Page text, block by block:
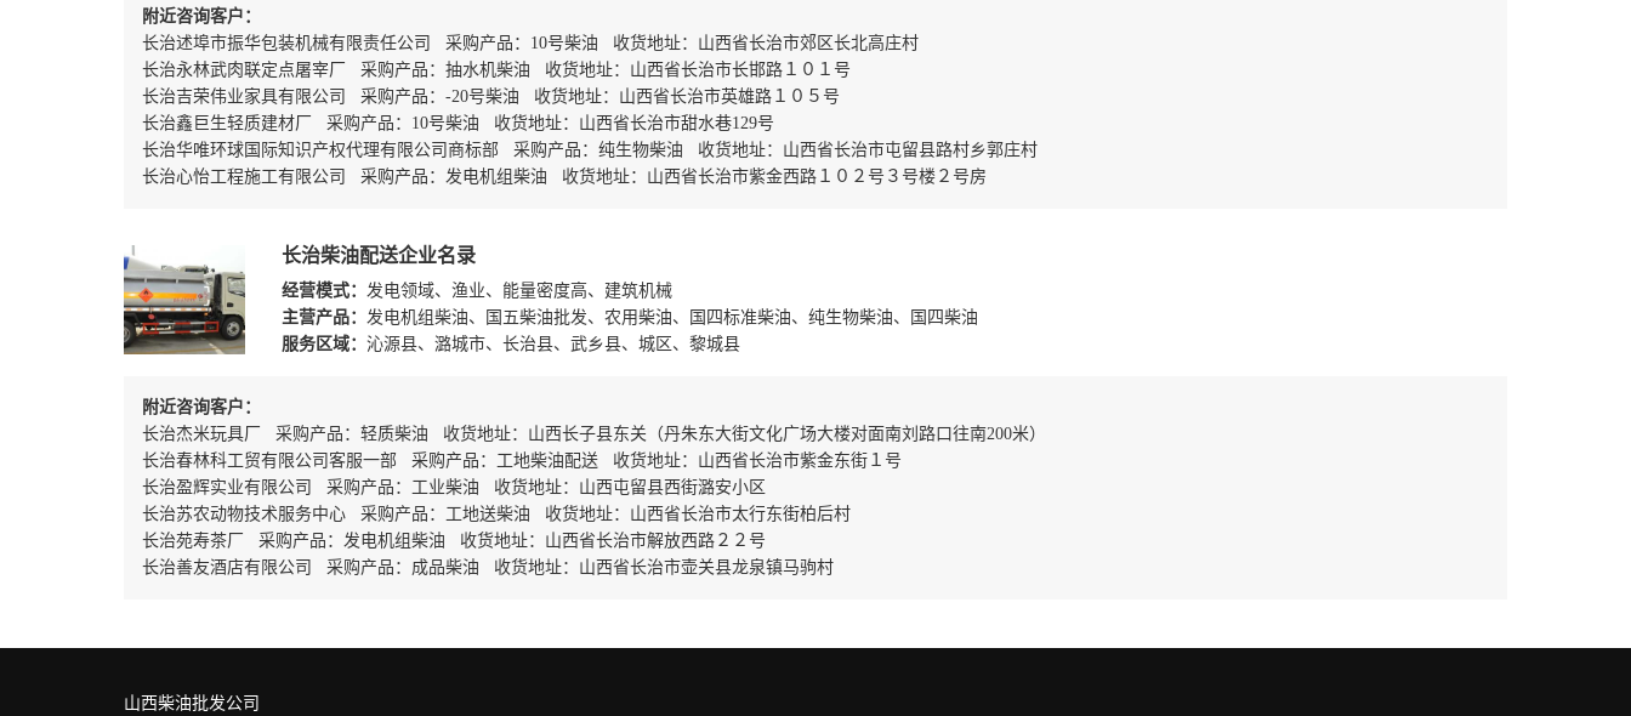
附近咨询客户：
长治述埠市振华包装机械有限责任公司 采购产品：10号柴油 收货地址：山西省长治市郊区长北高庄村
长治永林武肉联定点屠宰厂 采购产品：抽水机柴油 收货地址：山西省长治市长邯路１０１号
长治吉荣伟业家具有限公司 采购产品：-20号柴油 收货地址：山西省长治市英雄路１０５号
长治鑫巨生轻质建材厂 采购产品：10号柴油 收货地址：山西省长治市甜水巷129号
长治华唯环球国际知识产权代理有限公司商标部 采购产品：纯生物柴油 收货地址：山西省长治市屯留县路村乡郭庄村
长治心怡工程施工有限公司 采购产品：发电机组柴油 收货地址：山西省长治市紫金西路１０２号３号楼２号房
长治柴油配送企业名录
经营模式： 发电领域、渔业、能量密度高、建筑机械
主营产品： 发电机组柴油、国五柴油批发、农用柴油、国四标准柴油、纯生物柴油、国四柴油
服务区域： 沁源县、潞城市、长治县、武乡县、城区、黎城县
附近咨询客户：
长治杰米玩具厂 采购产品：轻质柴油 收货地址：山西长子县东关（丹朱东大街文化广场大楼对面南刘路口往南200米）
长治春林科工贸有限公司客服一部 采购产品：工地柴油配送 收货地址：山西省长治市紫金东街１号
长治盈辉实业有限公司 采购产品：工业柴油 收货地址：山西屯留县西街潞安小区
长治苏农动物技术服务中心 采购产品：工地送柴油 收货地址：山西省长治市太行东街柏后村
长治苑寿茶厂 采购产品：发电机组柴油 收货地址：山西省长治市解放西路２２号
长治善友酒店有限公司 采购产品：成品柴油 收货地址：山西省长治市壶关县龙泉镇马驹村
山西柴油批发公司